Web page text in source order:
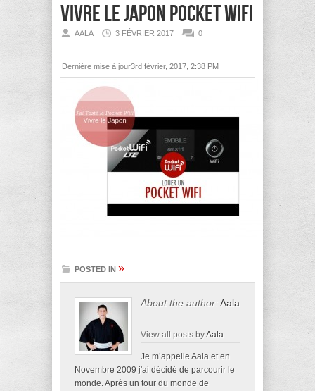
Vivre le Japon Pocket Wifi
AALA 3 FÉVRIER 2017 0
Dernière mise à jour3rd février, 2017, 2:38 PM
POSTED IN »
About the author:Aala
View all posts byAala
Je m’appelle Aala et en
Novembre 2009 j'ai décidé de parcourir le
monde. Après un tour du monde de